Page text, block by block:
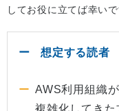
してお役に立てば幸いで
想定する読者
AWS利用組織